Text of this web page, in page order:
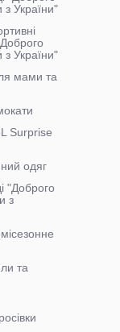
України"
України"
мами та
Surprise
одяг
"Доброго
з
та